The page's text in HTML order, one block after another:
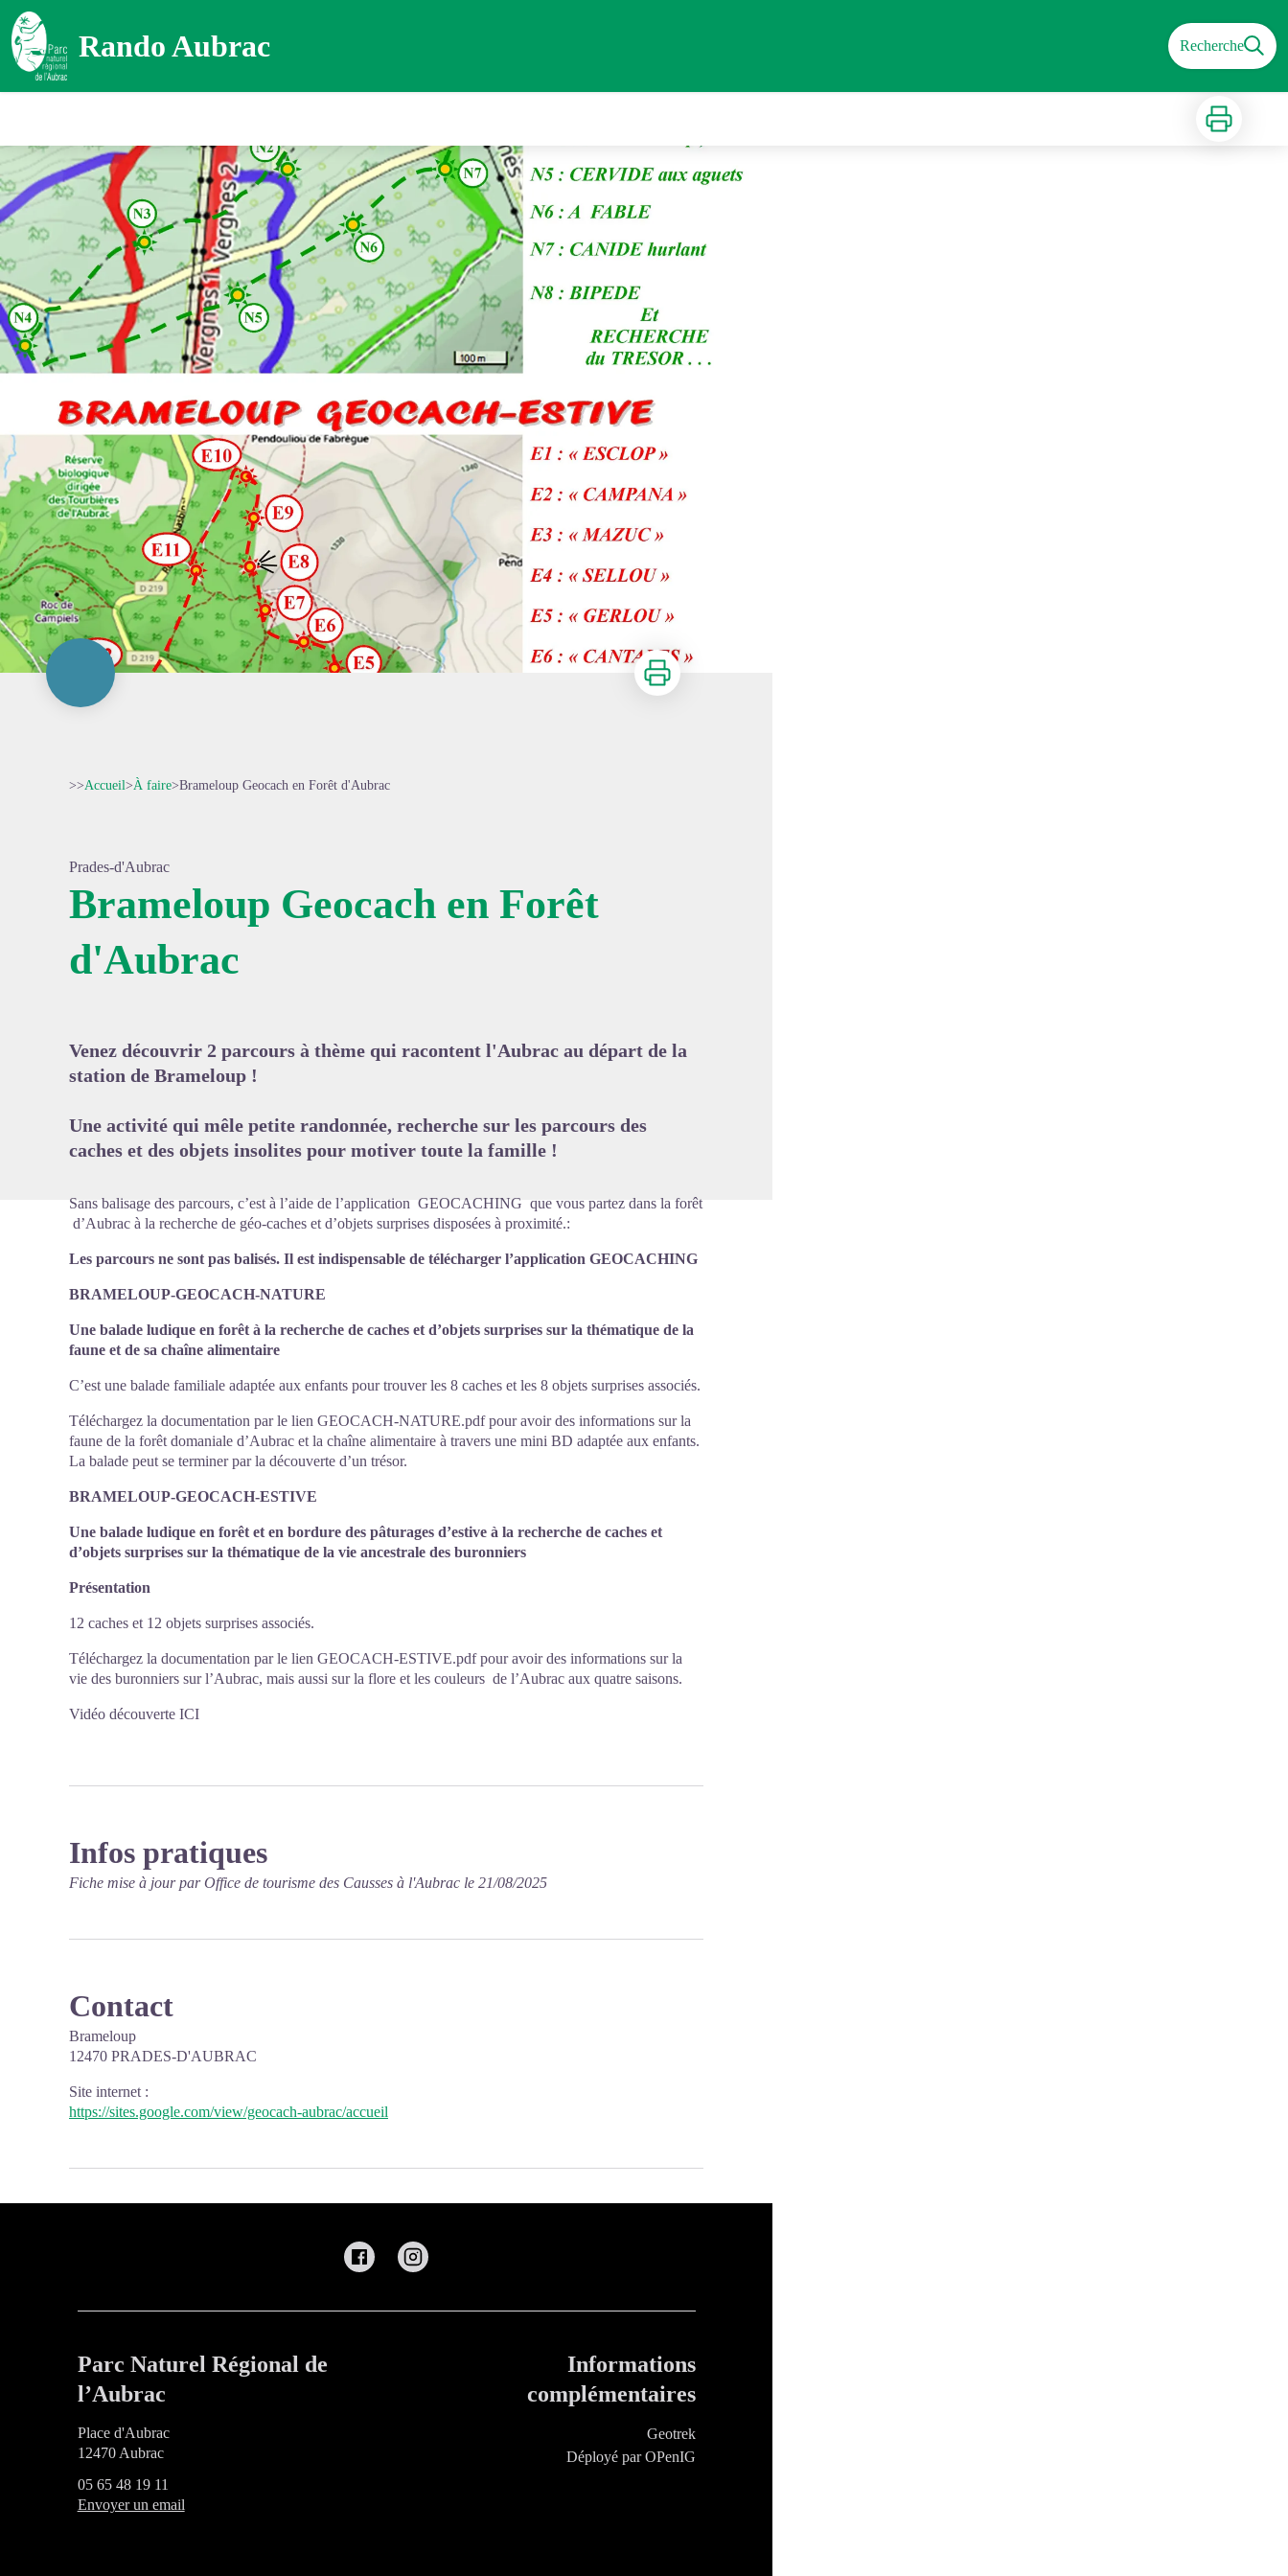
Rando Aubrac Recherche
Imprimer
Imprimer
>>Accueil>À faire>Brameloup Geocach en Forêt d'Aubrac
Prades-d'Aubrac
Brameloup Geocach en Forêt
d'Aubrac
Venez découvrir 2 parcours à thème qui racontent l'Aubrac au départ de la
station de Brameloup !
Une activité qui mêle petite randonnée, recherche sur les parcours des
caches et des objets insolites pour motiver toute la famille !
Sans balisage des parcours, c’est à l’aide de l’application GEOCACHING que vous partez dans la forêt
d’Aubrac à la recherche de géo-caches et d’objets surprises disposées à proximité.:
Les parcours ne sont pas balisés. Il est indispensable de télécharger l’application GEOCACHING
BRAMELOUP-GEOCACH-NATURE
Une balade ludique en forêt à la recherche de caches et d’objets surprises sur la thématique de la
faune et de sa chaîne alimentaire
C’est une balade familiale adaptée aux enfants pour trouver les 8 caches et les 8 objets surprises associés.
Téléchargez la documentation par le lien GEOCACH-NATURE.pdf pour avoir des informations sur la
faune de la forêt domaniale d’Aubrac et la chaîne alimentaire à travers une mini BD adaptée aux enfants.
La balade peut se terminer par la découverte d’un trésor.
BRAMELOUP-GEOCACH-ESTIVE
Une balade ludique en forêt et en bordure des pâturages d’estive à la recherche de caches et
d’objets surprises sur la thématique de la vie ancestrale des buronniers
Présentation
12 caches et 12 objets surprises associés.
Téléchargez la documentation par le lien GEOCACH-ESTIVE.pdf pour avoir des informations sur la
vie des buronniers sur l’Aubrac, mais aussi sur la flore et les couleurs de l’Aubrac aux quatre saisons.
Vidéo découverte ICI
Infos pratiques
Fiche mise à jour par Office de tourisme des Causses à l'Aubrac le 21/08/2025
Contact
Brameloup
12470 PRADES-D'AUBRAC
Site internet :
https://sites.google.com/view/geocach-aubrac/accueil
Parc Naturel Régional de
l’Aubrac
Place d'Aubrac
12470 Aubrac
05 65 48 19 11
Envoyer un email
Informations
complémentaires
Geotrek
Déployé par OPenIG